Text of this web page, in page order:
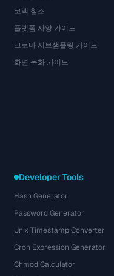
코덱 참조
플랫폼 사양 가이드
크로마 서브샘플링 가이드
화면 녹화 가이드
Developer Tools
Hash Generator
Password Generator
Unix Timestamp Converter
Cron Expression Generator
Chmod Calculator